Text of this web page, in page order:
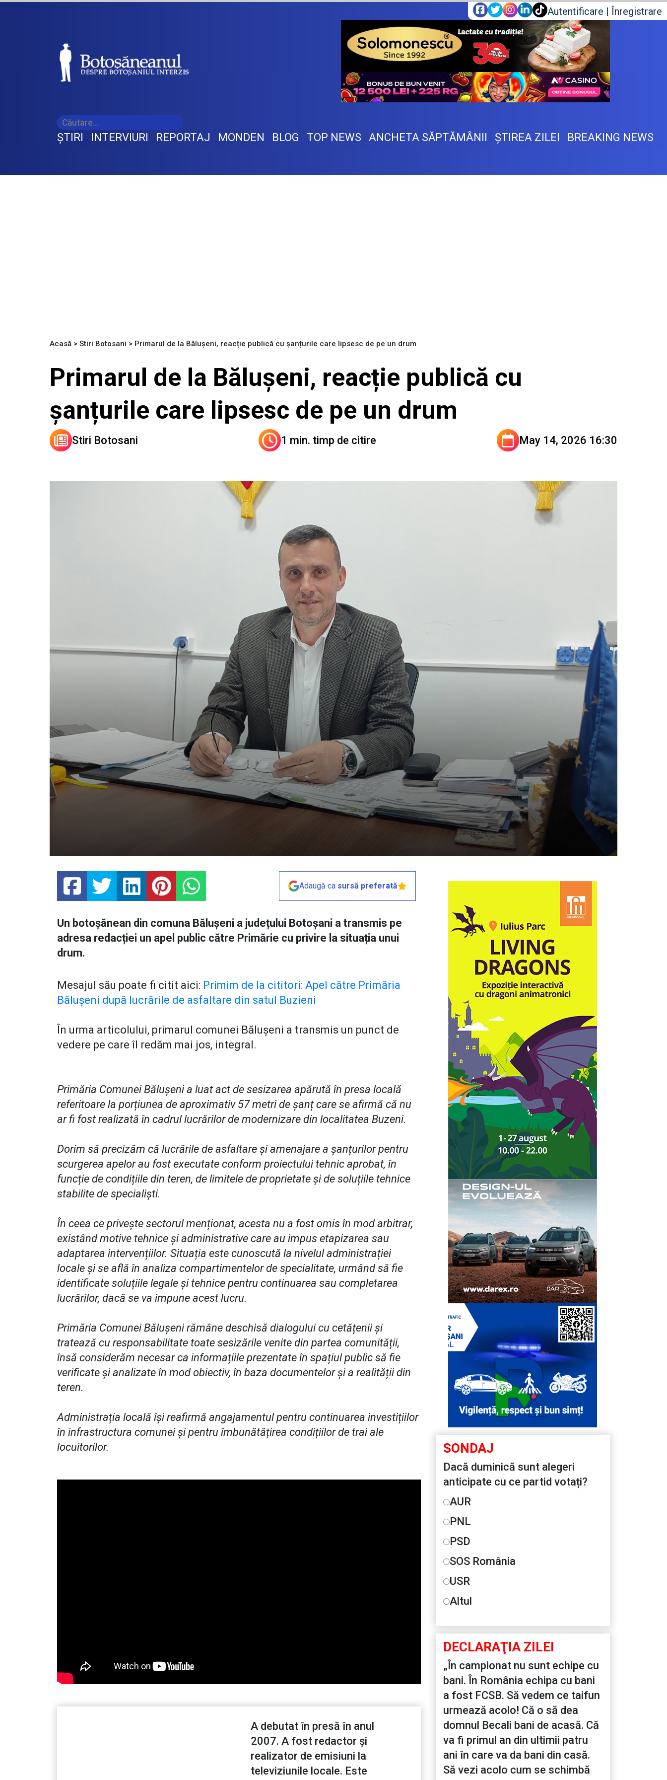
Autentificare | Înregistrare
ŞTIRI INTERVIURI REPORTAJ MONDEN BLOG TOP NEWS ANCHETA SĂPTĂMÂNII ŞTIREA ZILEI BREAKING NEWS
Acasă > Stiri Botosani > Primarul de la Bălușeni, reacție publică cu șanțurile care lipsesc de pe un drum
Primarul de la Bălușeni, reacție publică cu
șanțurile care lipsesc de pe un drum
Stiri Botosani 1 min. timp de citire May 14, 2026 16:30
Adaugă ca sursă preferată
Un botoșănean din comuna Bălușeni a județului Botoșani a transmis pe
adresa redacției un apel public către Primărie cu privire la situația unui
drum.
Mesajul său poate fi citit aici: Primim de la cititori: Apel către Primăria
Bălușeni după lucrările de asfaltare din satul Buzieni
În urma articolului, primarul comunei Bălușeni a transmis un punct de
vedere pe care îl redăm mai jos, integral.
Primăria Comunei Bălușeni a luat act de sesizarea apărută în presa locală
referitoare la porțiunea de aproximativ 57 metri de șanț care se afirmă că nu
ar fi fost realizată în cadrul lucrărilor de modernizare din localitatea Buzeni.
Dorim să precizăm că lucrările de asfaltare și amenajare a șanțurilor pentru
scurgerea apelor au fost executate conform proiectului tehnic aprobat, în
funcție de condițiile din teren, de limitele de proprietate și de soluțiile tehnice
stabilite de specialiști.
În ceea ce privește sectorul menționat, acesta nu a fost omis în mod arbitrar,
existând motive tehnice și administrative care au impus etapizarea sau
adaptarea intervențiilor. Situația este cunoscută la nivelul administrației
locale și se află în analiza compartimentelor de specialitate, urmând să fie
identificate soluțiile legale și tehnice pentru continuarea sau completarea
lucrărilor, dacă se va impune acest lucru.
Primăria Comunei Bălușeni rămâne deschisă dialogului cu cetățenii și
tratează cu responsabilitate toate sesizările venite din partea comunității,
însă considerăm necesar ca informațiile prezentate în spațiul public să fie
verificate și analizate în mod obiectiv, în baza documentelor și a realității din
teren.
Administrația locală își reafirmă angajamentul pentru continuarea investițiilor
în infrastructura comunei și pentru îmbunătățirea condițiilor de trai ale
locuitorilor.
A debutat în presă în anul
2007. A fost redactor și
realizator de emisiuni la
televiziunile locale. Este
SONDAJ
Dacă duminică sunt alegeri
anticipate cu ce partid votați?
AUR
PNL
PSD
SOS România
USR
Altul
DECLARAŢIA ZILEI
„În campionat nu sunt echipe cu
bani. În România echipa cu bani
a fost FCSB. Să vedem ce taifun
urmează acolo! Că o să dea
domnul Becali bani de acasă. Că
va fi primul an din ultimii patru
ani în care va da bani din casă.
Să vezi acolo cum se schimbă